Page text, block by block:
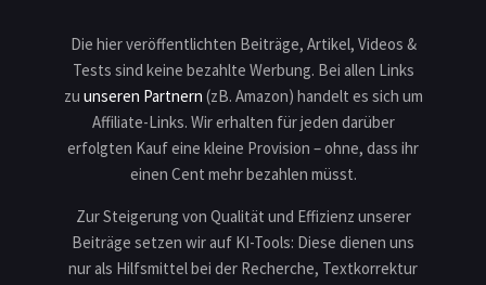
Die hier veröffentlichten Beiträge, Artikel, Videos &
Tests sind keine bezahlte Werbung. Bei allen Links
zu unseren Partnern (zB. Amazon) handelt es sich um
Affiliate-Links. Wir erhalten für jeden darüber
erfolgten Kauf eine kleine Provision – ohne, dass ihr
einen Cent mehr bezahlen müsst.
Zur Steigerung von Qualität und Effizienz unserer
Beiträge setzen wir auf KI-Tools: Diese dienen uns
nur als Hilfsmittel bei der Recherche, Textkorrektur